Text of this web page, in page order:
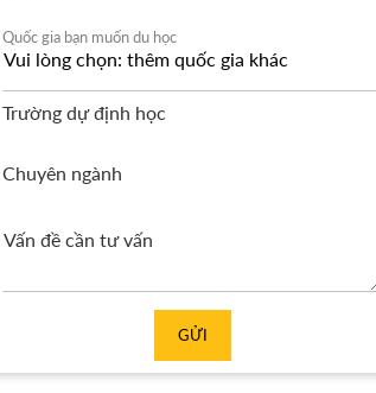
Quốc gia bạn muốn du học
Trường dự định học
Chuyên ngành
GỬI